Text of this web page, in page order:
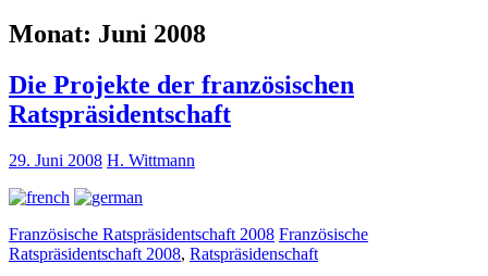
Monat: Juni 2008
Die Projekte der französischen
Ratspräsidentschaft
29. Juni 2008 H. Wittmann
Französische Ratspräsidentschaft 2008 Französische
Ratspräsidentschaft 2008, Ratspräsidenschaft